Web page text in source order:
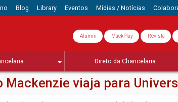
Blog Library Eventos Mídias / Notícias
Alumni MackPlay Revista
Direto da Chancelaria
Mackenzie viaja para